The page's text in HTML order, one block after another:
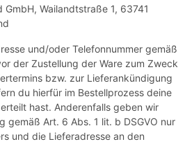
Wailandtstraße 1, 63741
und/oder Telefonnummer gemäß
der Zustellung der Ware zum Zweck
bzw. zur Lieferankündigung
du hierfür im Bestellprozess deine
hast. Anderenfalls geben wir
gemäß Art. 6 Abs. 1 lit. b DSGVO nur
und die Lieferadresse an den